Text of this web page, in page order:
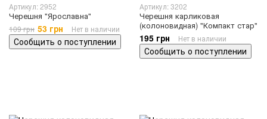
Артикул: 2952
Черешня "Ярославна"
109 грн 53 грн Нет в наличии
Сообщить о поступлении
Артикул: 3202
Черешня карликовая
(колоновидная) "Компакт стар"
195 грн Нет в наличии
Сообщить о поступлении